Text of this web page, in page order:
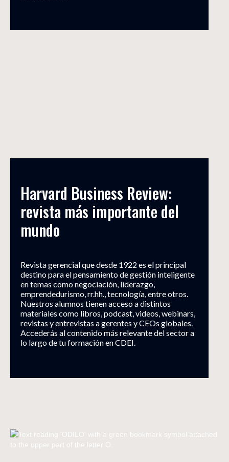
Harvard Business Review:
revista más importante del
mundo
Revista gerencial que desde 1922 es el principal
destino para el pensamiento de gestión inteligente
en temas como negociación, liderazgo,
emprendedurismo, rr.hh., tecnología, entre otros.
Nuestros alumnos tienen acceso a distintos
materiales como libros, podcast, videos, webinars,
revistas y entrevistas a gerentes y CEOs globales.
Accederás al contenido más relevante del sector a
lo largo de tu formación en CDEI.